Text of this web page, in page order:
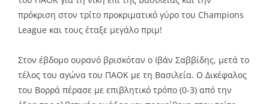
πρόκριση στον τρίτο προκριματικό γύρο του Champions
League και τους έταξε μεγάλο πριμ!
Στον έβδομο ουρανό βρισκόταν ο Ιβάν Σαββίδης, μετά το
τέλος του αγώνα του ΠΑΟΚ με τη Βασιλεία. Ο Δικέφαλος
του Βορρά πέρασε με επιβλητικό τρόπο (0-3) από την